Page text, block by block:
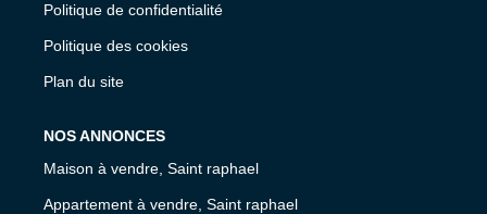
Politique de confidentialité
Politique des cookies
Plan du site
NOS ANNONCES
Maison à vendre, Saint raphael
Appartement à vendre, Saint raphael